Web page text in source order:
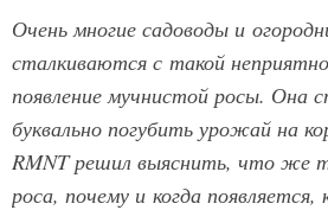
Очень многие садоводы и
сталкиваются с такой
появление мучнистой росы. Она
буквально погубить урожай на
RMNT решил выяснить, что же
роса, почему и когда появляется,